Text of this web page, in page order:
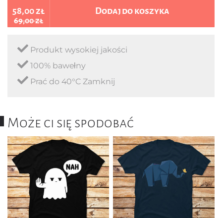
58,00 zł
69,00 zł
Dodaj do koszyka
Produkt wysokiej jakości
100% bawełny
Prać do 40°C Zamknij
Może ci się spodobać